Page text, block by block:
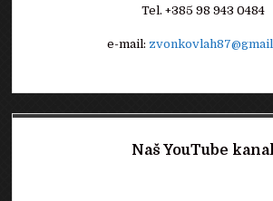
Tel. +385 98 943 0484
e-mail:
Naš YouTube kanal